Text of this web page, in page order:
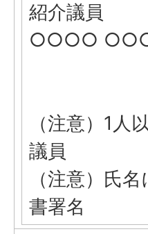
紹介議員
○○○○
（注意）1人
議員
（注意）氏
書署名